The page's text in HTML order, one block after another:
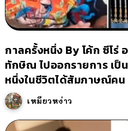
กาลครั้งหนึ่ง By โค้ก ซีโร่
ทักษิณ ไปออกรายการ เป็
หนึ่งในชีวิตได้สัมภาษณ์คน
เหมียวหง่าว